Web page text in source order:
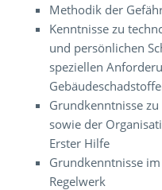
Methodik der
Kenntnisse zu
und persönlichen
speziellen
Grundkenntnisse
sowie der
Erster Hilfe
Grundkenntnisse
Regelwerk